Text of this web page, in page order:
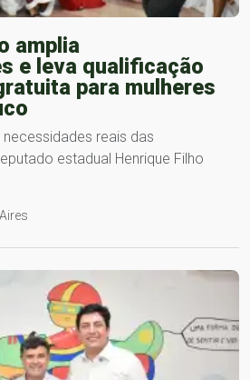
amplia
e leva qualificação
para mulheres
reais das
estadual Henrique Filho